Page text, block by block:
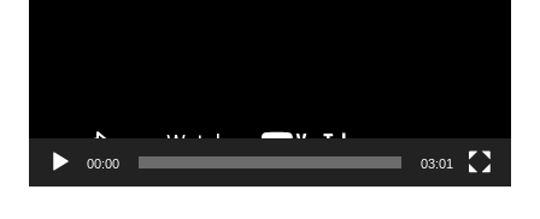
00:00 03:01